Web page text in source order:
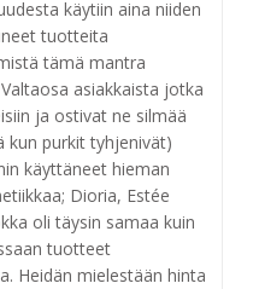
käytiin aina niiden
tuotteita
tämä mantra
asiakkaista jotka
ja ostivat ne silmää
kun purkit tyhjenivät)
käyttäneet hieman
Dioria, Estée
oli täysin samaa kuin
tuotteet
Heidän mielestään hinta